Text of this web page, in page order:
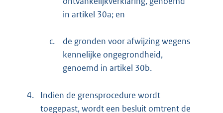
in artikel 30a; en
c.
de gronden voor afwijzing wegens
kennelijke ongegrondheid,
genoemd in artikel 30b.
4.
Indien de grensprocedure wordt
toegepast, wordt een besluit omtrent de